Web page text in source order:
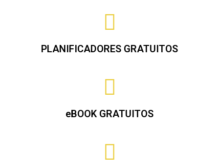
PLANIFICADORES GRATUITOS
eBOOK GRATUITOS